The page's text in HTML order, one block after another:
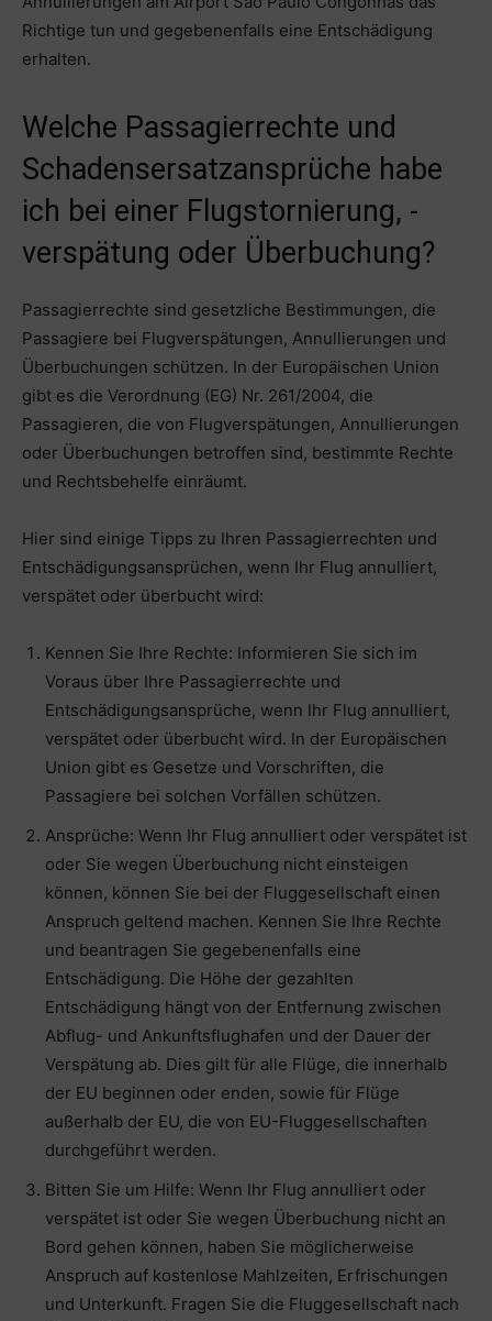
Richtige tun und gegebenenfalls eine Entschädigung
erhalten.
Welche Passagierrechte und
Schadensersatzansprüche habe
ich bei einer Flugstornierung, -
verspätung oder Überbuchung?
Passagierrechte sind gesetzliche Bestimmungen, die
Passagiere bei Flugverspätungen, Annullierungen und
Überbuchungen schützen. In der Europäischen Union
gibt es die Verordnung (EG) Nr. 261/2004, die
Passagieren, die von Flugverspätungen, Annullierungen
oder Überbuchungen betroffen sind, bestimmte Rechte
und Rechtsbehelfe einräumt.
Hier sind einige Tipps zu Ihren Passagierrechten und
Entschädigungsansprüchen, wenn Ihr Flug annulliert,
verspätet oder überbucht wird:
Kennen Sie Ihre Rechte: Informieren Sie sich im
Voraus über Ihre Passagierrechte und
Entschädigungsansprüche, wenn Ihr Flug annulliert,
verspätet oder überbucht wird. In der Europäischen
Union gibt es Gesetze und Vorschriften, die
Passagiere bei solchen Vorfällen schützen.
Ansprüche: Wenn Ihr Flug annulliert oder verspätet ist
oder Sie wegen Überbuchung nicht einsteigen
können, können Sie bei der Fluggesellschaft einen
Anspruch geltend machen. Kennen Sie Ihre Rechte
und beantragen Sie gegebenenfalls eine
Entschädigung. Die Höhe der gezahlten
Entschädigung hängt von der Entfernung zwischen
Abflug- und Ankunftsflughafen und der Dauer der
Verspätung ab. Dies gilt für alle Flüge, die innerhalb
der EU beginnen oder enden, sowie für Flüge
außerhalb der EU, die von EU-Fluggesellschaften
durchgeführt werden.
Bitten Sie um Hilfe: Wenn Ihr Flug annulliert oder
verspätet ist oder Sie wegen Überbuchung nicht an
Bord gehen können, haben Sie möglicherweise
Anspruch auf kostenlose Mahlzeiten, Erfrischungen
und Unterkunft. Fragen Sie die Fluggesellschaft nach